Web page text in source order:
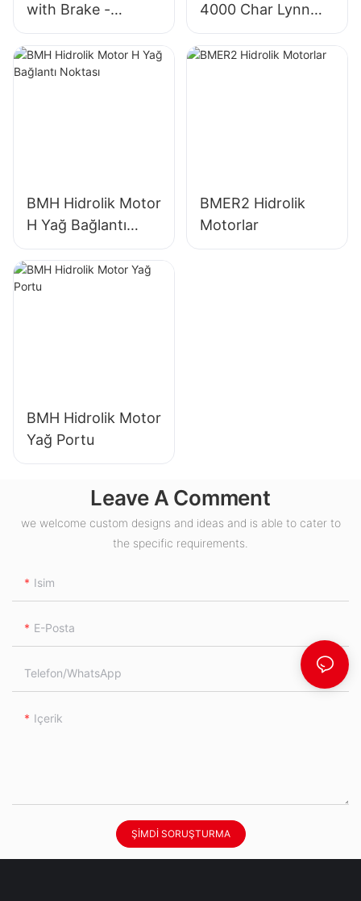
with Brake -
OMT/BMT Series
4000 Char Lynn
4K-310 Hidrolik
Motor
BMH Hidrolik Motor
H Yağ Bağlantı
Noktası
BMER2 Hidrolik
Motorlar
BMH Hidrolik Motor
Yağ Portu
Leave A Comment
we welcome custom designs and ideas and is able to cater to
the specific requirements.
Isim
E-Posta
Telefon/WhatsApp
Içerik
ŞIMDI SORUŞTURMA